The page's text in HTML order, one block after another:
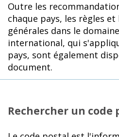
Outre les
chaque pays, les règles
générales dans le
international, qui
pays, sont également
document.
Rechercher un code